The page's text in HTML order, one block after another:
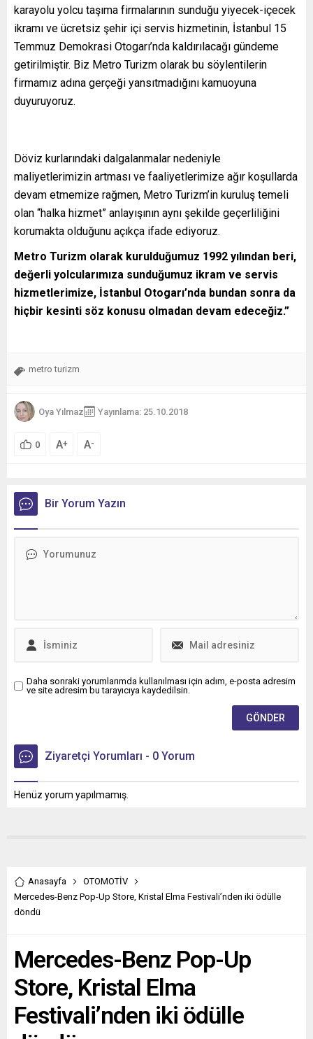
karayolu yolcu taşıma firmalarının sunduğu yiyecek-içecek
ikramı ve ücretsiz şehir içi servis hizmetinin, İstanbul 15
Temmuz Demokrasi Otogarı’nda kaldırılacağı gündeme
getirilmiştir. Biz Metro Turizm olarak bu söylentilerin
firmamız adına gerçeği yansıtmadığını kamuoyuna
duyuruyoruz.
Döviz kurlarındaki dalgalanmalar nedeniyle
maliyetlerimizin artması ve faaliyetlerimize ağır koşullarda
devam etmemize rağmen, Metro Turizm’in kuruluş temeli
olan “halka hizmet” anlayışının aynı şekilde geçerliliğini
korumakta olduğunu açıkça ifade ediyoruz.
Metro Turizm olarak kurulduğumuz 1992 yılından beri,
değerli yolcularımıza sunduğumuz ikram ve servis
hizmetlerimize, İstanbul Otogarı’nda bundan sonra da
hiçbir kesinti söz konusu olmadan devam edeceğiz.”
metro turizm
Oya Yılmaz Yayınlama: 25.10.2018
0 A+ A-
Bir Yorum Yazın
Daha sonraki yorumlarımda kullanılması için adım, e-posta adresim
ve site adresim bu tarayıcıya kaydedilsin.
Ziyaretçi Yorumları - 0 Yorum
Henüz yorum yapılmamış.
Anasayfa
OTOMOTİV
Mercedes-Benz Pop-Up Store, Kristal Elma Festivali’nden iki ödülle
döndü
Mercedes-Benz Pop-Up
Store, Kristal Elma
Festivali’nden iki ödülle